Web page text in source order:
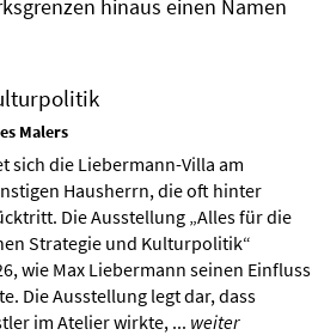
hinaus einen Namen
Malers
sich die Liebermann-Villa am
Hausherrn, die oft hinter
Die Ausstellung „Alles für die
Strategie und Kulturpolitik“
wie Max Liebermann seinen Einfluss
Die Ausstellung legt dar, dass
im Atelier wirkte, ... weiter